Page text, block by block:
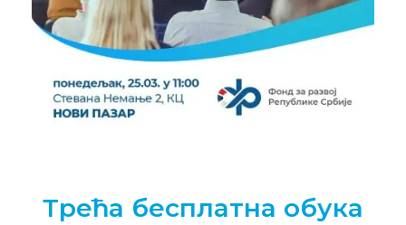
Трећа бесплатна обука